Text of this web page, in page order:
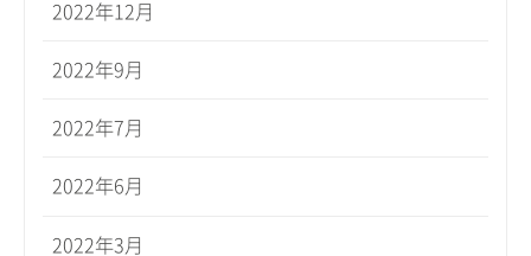
2022年12月
2022年9月
2022年7月
2022年6月
2022年3月